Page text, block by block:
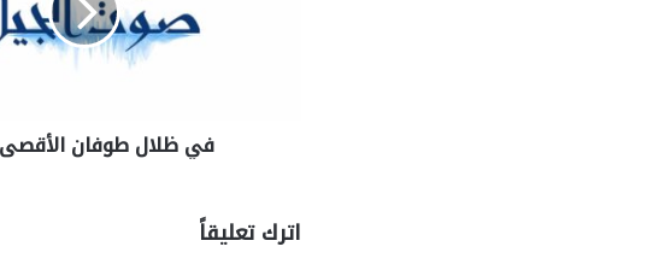
في ظلال طوفان الأقصى
اترك تعليقاً